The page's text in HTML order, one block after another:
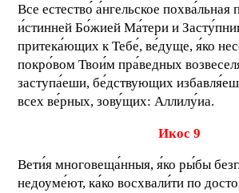
Все естество́ а́нгельское похва́льная
и́стинней Бо́жией Ма́тери и
притека́ющих к Тебе́, ве́дуще, я́ко
покро́вом Твои́м пра́ведных
заступа́еши, бе́дствующих
всех ве́рных, зову́щих: Аллилу́иа.
Икос 9
Вети́я многовеща́нныя, я́ко ры́бы
недоуме́ют, ка́ко восхвали́ти по